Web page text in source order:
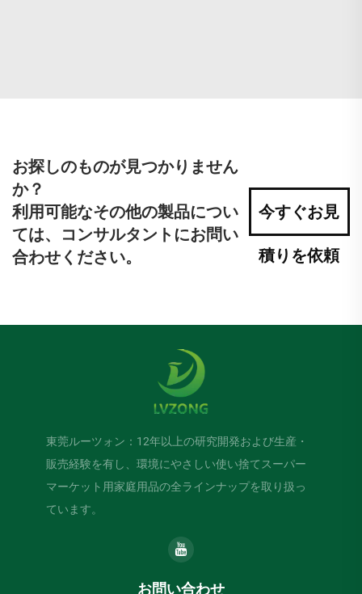
お探しのものが見つかりません
か？
利用可能なその他の製品につい
ては、コンサルタントにお問い
合わせください。
今すぐお見
積りを依頼
東莞ルーツォン：12年以上の研究開発および生産・
販売経験を有し、環境にやさしい使い捨てスーパー
マーケット用家庭用品の全ラインナップを取り扱っ
ています。
お問い合わせ